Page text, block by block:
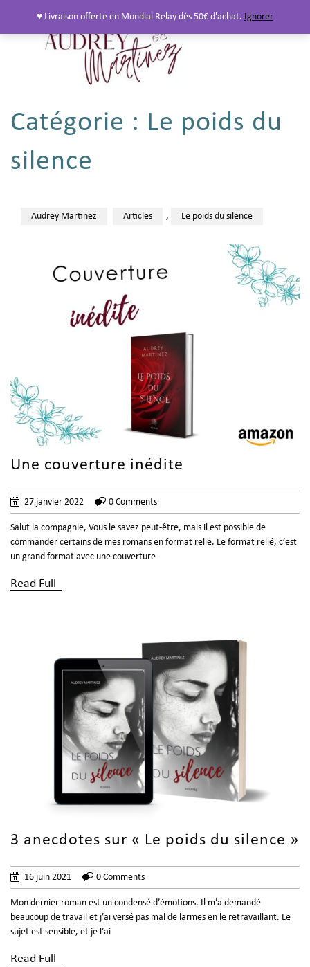
Catégorie : Le poids du
silence
Audrey Martinez Articles , Le poids du silence
Une couverture inédite
27 janvier 2022 0 Comments
Salut la compagnie, Vous le savez peut-être, mais il est possible de
commander certains de mes romans en format relié. Le format relié, c’est
un grand format avec une couverture
Read Full
3 anecdotes sur « Le poids du silence »
16 juin 2021 0 Comments
Mon dernier roman est un condensé d’émotions. Il m’a demandé
beaucoup de travail et j’ai versé pas mal de larmes en le retravaillant. Le
sujet est sensible, et je l’ai
Read Full
♥ Livraison offerte en Mondial Relay dès 50€ d'achat. Ignorer